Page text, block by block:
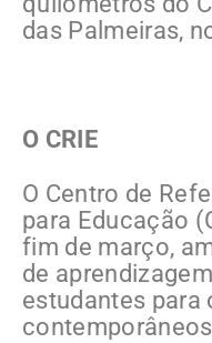
das Palmeiras,
O CRIE
O Centro de
para Educação
fim de março,
de
estudantes para